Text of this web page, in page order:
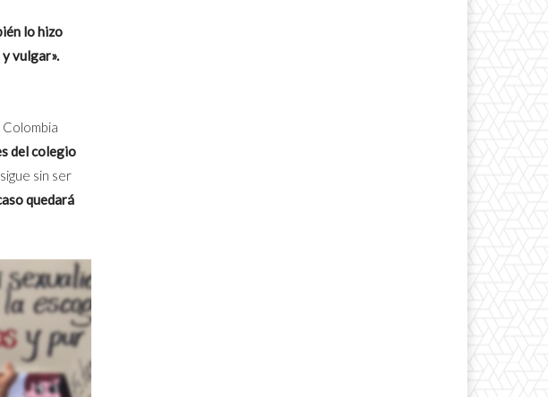
lo hizo
vulgar».
del colegio
sin ser
quedará